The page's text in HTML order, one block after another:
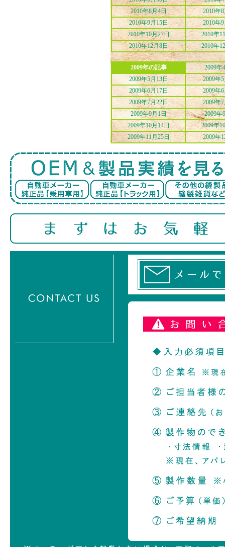
2010年8月4日
2010年
2010年9月15日
2010年
2010年10月27日
2010年
2010年12月8日
2010年
2009年の記事
2009年
2009年5月13日
2009年
2009年6月17日
2009年
2009年7月22日
2009年
2009年9月1日
2009年
2009年10月14日
2009年
2009年11月25日
2009年